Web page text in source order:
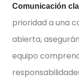
Comunicación
prioridad a una
abierta,
equipo